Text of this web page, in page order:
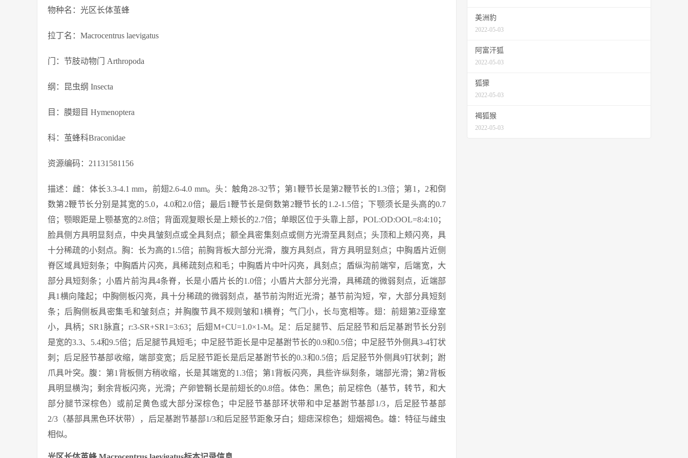
物种名：光区长体茧蜂
拉丁名：Macrocentrus laevigatus
门：节肢动物门 Arthropoda
纲：昆虫纲 Insecta
目：膜翅目 Hymenoptera
科：茧蜂科Braconidae
资源编码：21131581156
描述：雌：体长3.3-4.1 mm，前翅2.6-4.0 mm。头：触角28-32节；第1鞭节长是第2鞭节长的1.3倍；第1，2和倒
数第2鞭节长分别是其宽的5.0，4.0和2.0倍；最后1鞭节长是倒数第2鞭节长的1.2-1.5倍；下颚须长是头高的0.7
倍；颚眼距是上颚基宽的2.8倍；背面观复眼长是上颊长的2.7倍；单眼区位于头靠上部，POL:OD:OOL=8:4:10；
脸具侧方具明显刻点，中央具皱刻点或全具刻点；额全具密集刻点或侧方光滑至具刻点；头顶和上颊闪亮，具
十分稀疏的小刻点。胸：长为高的1.5倍；前胸背板大部分光滑，腹方具刻点，背方具明显刻点；中胸盾片近侧
脊区域具短刻条；中胸盾片闪亮，具稀疏刻点和毛；中胸盾片中叶闪亮，具刻点；盾纵沟前端窄，后端宽，大
部分具短刻条；小盾片前沟具4条脊，长是小盾片长的1.0倍；小盾片大部分光滑，具稀疏的微弱刻点，近端部
具1横向隆起；中胸侧板闪亮，具十分稀疏的微弱刻点，基节前沟附近光滑；基节前沟短，窄，大部分具短刻
条；后胸侧板具密集毛和皱刻点；并胸腹节具不规则皱和1横脊；气门小，长与宽相等。翅：前翅第2亚缘室
小，具柄；SR1脉直；r:3-SR+SR1=3:63；后翅M+CU=1.0×1-M。足：后足腿节、后足胫节和后足基跗节长分别
是宽的3.3、5.4和9.5倍；后足腿节具短毛；中足胫节距长是中足基跗节长的0.9和0.5倍；中足胫节外侧具3-4钉状
刺；后足胫节基部收缩，端部变宽；后足胫节距长是后足基跗节长的0.3和0.5倍；后足胫节外侧具9钉状刺；跗
爪具叶突。腹：第1背板侧方稍收缩，长是其端宽的1.3倍；第1背板闪亮，具些许纵刻条，端部光滑；第2背板
具明显横沟；剩余背板闪亮，光滑；产卵管鞘长是前翅长的0.8倍。体色：黑色；前足棕色（基节，转节，和大
部分腿节深棕色）或前足黄色或大部分深棕色；中足胫节基部环状带和中足基跗节基部1/3，后足胫节基部
2/3（基部具黑色环状带），后足基跗节基部1/3和后足胫节距象牙白；翅痣深棕色；翅烟褐色。雄：特征与雌虫
相似。
美洲豹
2022-05-03
阿富汗狐
2022-05-03
狐獴
2022-05-03
褐狐猴
2022-05-03